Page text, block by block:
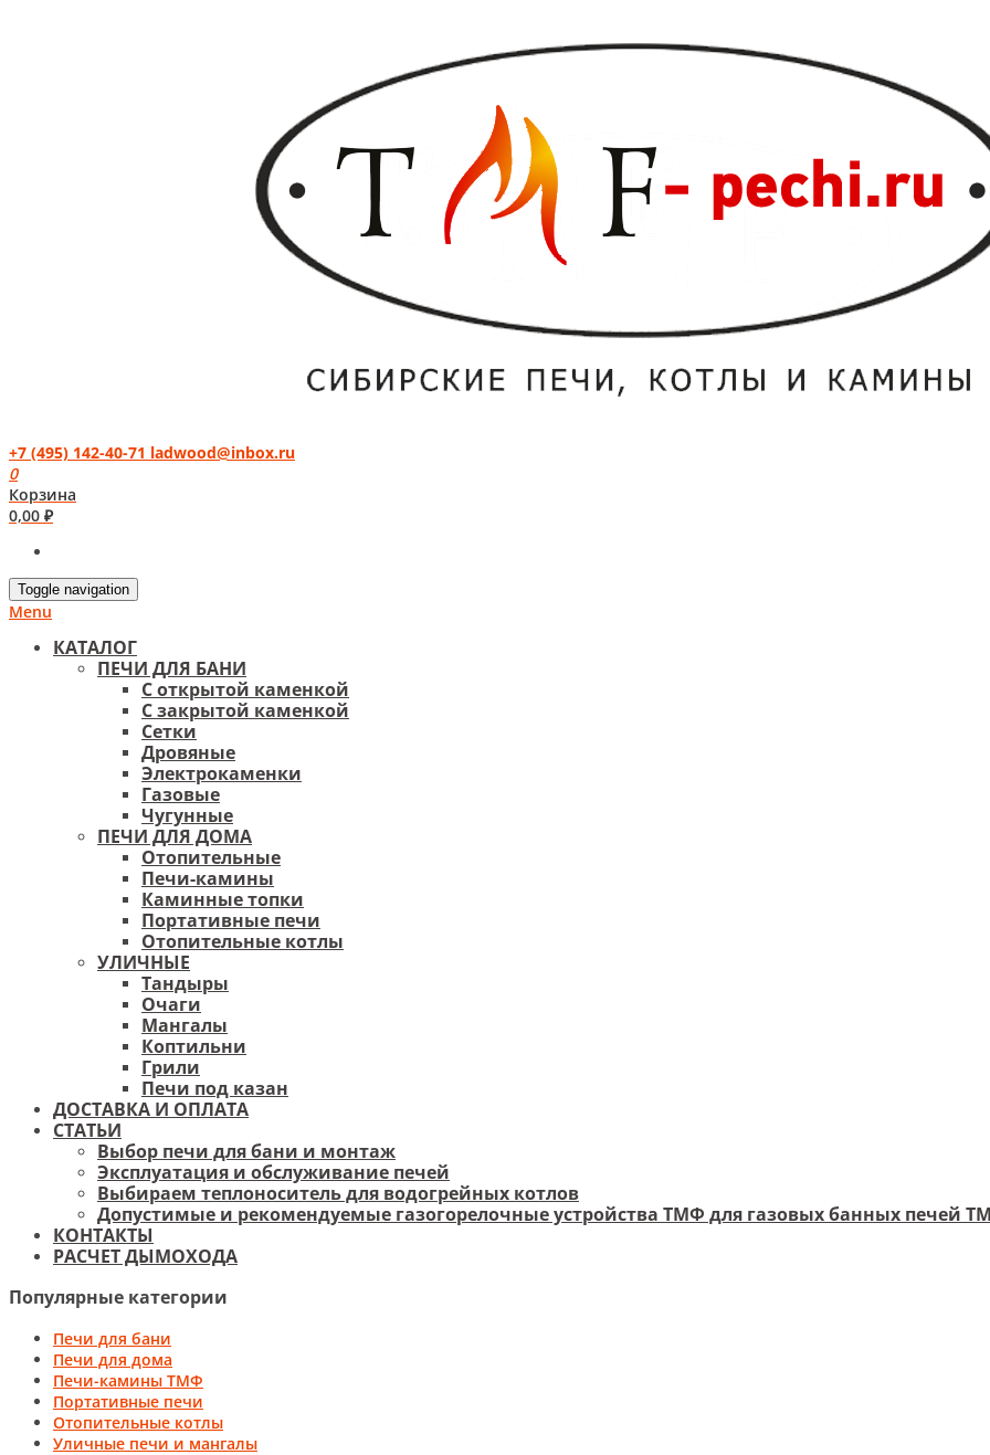
+7 (495) 142-40-71 ladwood@inbox.ru
0
Корзина
0,00 ₽
Toggle navigation
Menu
КАТАЛОГ
ПЕЧИ ДЛЯ БАНИ
С открытой каменкой
С закрытой каменкой
Сетки
Дровяные
Электрокаменки
Газовые
Чугунные
ПЕЧИ ДЛЯ ДОМА
Отопительные
Печи-камины
Каминные топки
Портативные печи
Отопительные котлы
УЛИЧНЫЕ
Тандыры
Очаги
Мангалы
Коптильни
Грили
Печи под казан
ДОСТАВКА И ОПЛАТА
СТАТЬИ
Выбор печи для бани и монтаж
Эксплуатация и обслуживание печей
Выбираем теплоноситель для водогрейных котлов
Допустимые и рекомендуемые газогорелочные устройства ТМФ для газовых банных печей
КОНТАКТЫ
РАСЧЕТ ДЫМОХОДА
Популярные категории
Печи для бани
Печи для дома
Печи-камины ТМФ
Портативные печи
Отопительные котлы
Уличные печи и мангалы